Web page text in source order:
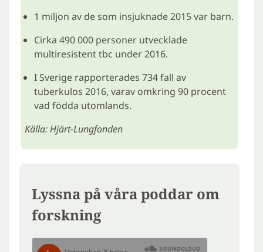
1 miljon av de som insjuknade 2015 var barn.
Cirka 490 000 personer utvecklade
multiresistent tbc under 2016.
I Sverige rapporterades 734 fall av
tuberkulos 2016, varav omkring 90 procent
vad födda utomlands.
Källa: Hjärt-Lungfonden
Lyssna på våra poddar om
forskning